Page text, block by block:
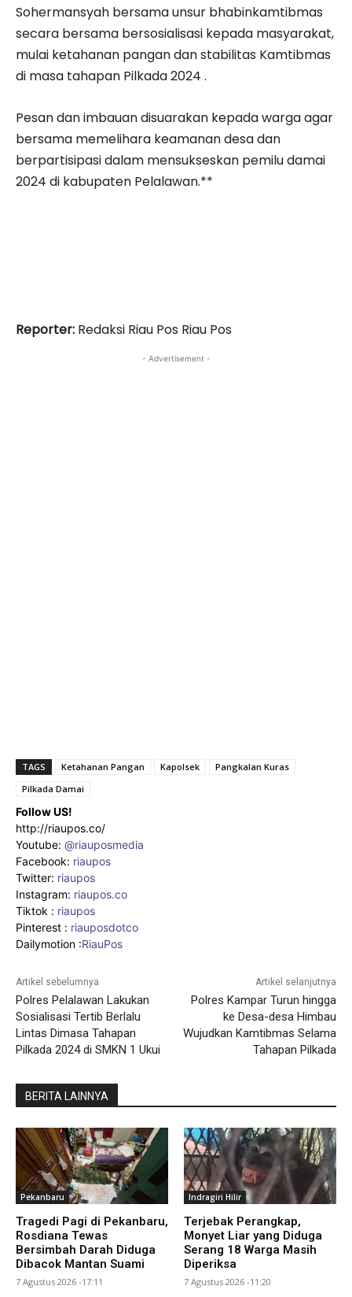
Sohermansyah bersama unsur bhabinkamtibmas
secara bersama bersosialisasi kepada masyarakat,
mulai ketahanan pangan dan stabilitas Kamtibmas
di masa tahapan Pilkada 2024 .
Pesan dan imbauan disuarakan kepada warga agar
bersama memelihara keamanan desa dan
berpartisipasi dalam mensukseskan pemilu damai
2024 di kabupaten Pelalawan.**
Reporter: Redaksi Riau Pos Riau Pos
- Advertisement -
TAGS Ketahanan Pangan Kapolsek
Pangkalan Kuras
Pilkada Damai
Follow US!
http://riaupos.co/
Youtube: @riauposmedia
Facebook: riaupos
Twitter: riaupos
Instagram: riaupos.co
Tiktok : riaupos
Pinterest : riauposdotco
Dailymotion :RiauPos
Artikel sebelumnya
Polres Pelalawan Lakukan
Sosialisasi Tertib Berlalu
Lintas Dimasa Tahapan
Pilkada 2024 di SMKN 1 Ukui
Artikel selanjutnya
Polres Kampar Turun hingga
ke Desa-desa Himbau
Wujudkan Kamtibmas Selama
Tahapan Pilkada
BERITA LAINNYA
Pekanbaru
Tragedi Pagi di Pekanbaru,
Rosdiana Tewas
Bersimbah Darah Diduga
Dibacok Mantan Suami
7 Agustus 2026 -17:11
Indragiri Hilir
Terjebak Perangkap,
Monyet Liar yang Diduga
Serang 18 Warga Masih
Diperiksa
7 Agustus 2026 -11:20